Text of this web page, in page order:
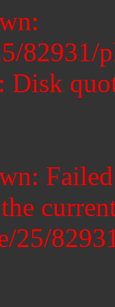
25/